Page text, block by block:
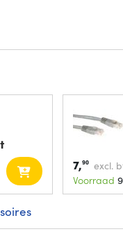
7,90 excl.
Voorraad